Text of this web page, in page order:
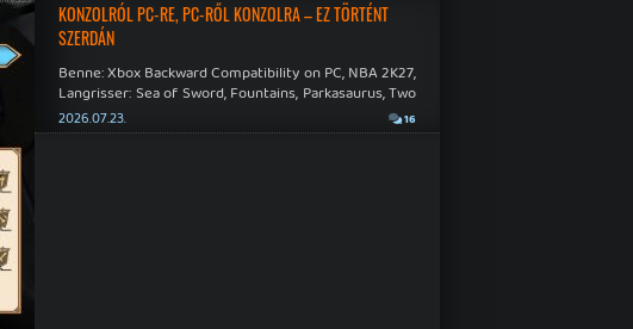
KONZOLRÓL PC-RE, PC-RŐL KONZOLRA – EZ TÖRTÉNT
SZERDÁN
Benne: Xbox Backward Compatibility on PC, NBA 2K27,
Langrisser: Sea of Sword, Fountains, Parkasaurus, Two
Point Hospital: Full Health Collection.
2026.07.23. 16